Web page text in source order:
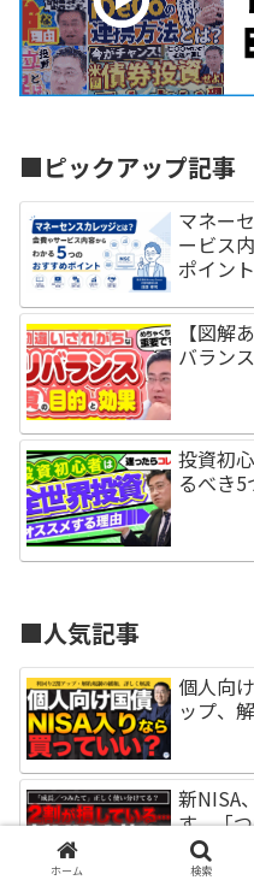
■ピックアップ記事
マネー
ービス
ポイント
【図解
バラン
投資初
るべき5
■人気記事
個人向
ップ、
新NISA
す。「
枠」の
査】
ホーム 検索